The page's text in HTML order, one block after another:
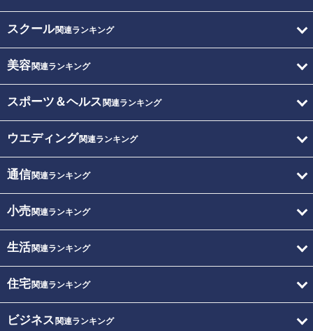
スクール関連ランキング
美容関連ランキング
スポーツ＆ヘルス 関連ランキング
ウエディング関連ランキング
通信関連ランキング
小売関連ランキング
生活関連ランキング
住宅関連ランキング
ビジネス 関連ランキング